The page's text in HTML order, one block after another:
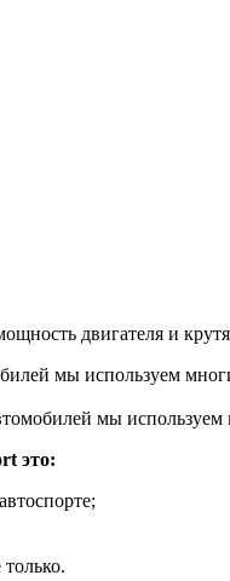
двигателя и
мы используем
мы
это: